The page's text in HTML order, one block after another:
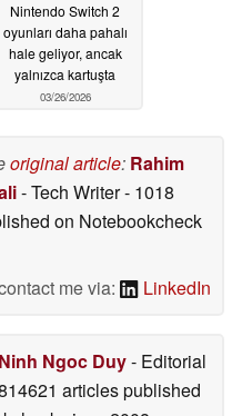
Nintendo Switch 2
oyunları daha pahalı
hale geliyor, ancak
yalnızca kartuşta
03/26/2026
original article: Rahim
- Tech Writer- 1018
on Notebookcheck
me via:
LinkedIn
Ninh Ngoc Duy- Editorial
articles published